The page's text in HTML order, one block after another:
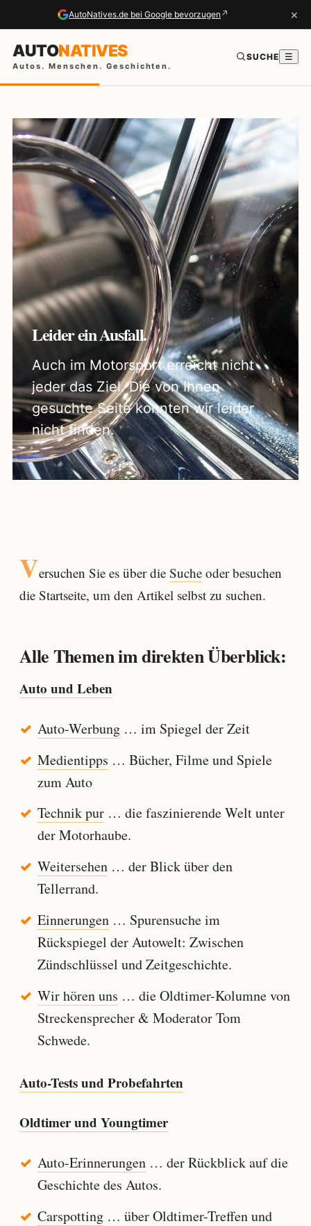
AutoNatives.de bei Google bevorzugen ↗ ×
AUTONATIVES
Autos. Menschen. Geschichten.
SUCHE ☰
Leider ein Ausfall.
Auch im Motorsport erreicht nicht
jeder das Ziel. Die von Ihnen
gesuchte Seite konnten wir leider
nicht finden.
Versuchen Sie es über die Sucheoder besuchen
die Startseite, um den Artikel selbst zu suchen.
Alle Themen im direkten Überblick:
Auto und Leben
Auto-Werbung… im Spiegel der Zeit
Medientipps … Bücher, Filme und Spiele
zum Auto
Technik pur… die faszinierende Welt unter
der Motorhaube.
Weitersehen… der Blick über den
Tellerrand.
Einnerungen… Spurensuche im
Rückspiegel der Autowelt: Zwischen
Zündschlüssel und Zeitgeschichte.
Wir hören uns … die Oldtimer-Kolumne von
Streckensprecher & Moderator Tom
Schwede.
Auto-Tests und Probefahrten
Oldtimer und Youngtimer
Auto-Erinnerungen… der Rückblick auf die
Geschichte des Autos.
Carspotting… über Oldtimer-Treffen und